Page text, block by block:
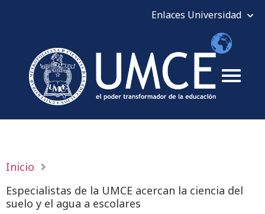
Inicio
Especialistas de la UMCE acercan la ciencia del
suelo y el agua a escolares